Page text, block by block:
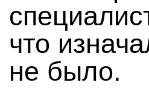
что
не было.